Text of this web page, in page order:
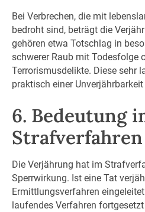
Bei Verbrechen, die mit
bedroht sind, beträgt die
gehören etwa Totschlag in
schwerer Raub mit Todesfolge
Terrorismusdelikte. Diese sehr
praktisch einer Unverjährbarkeit
6. Bedeutung
Strafverfahren
Die Verjährung hat im
Sperrwirkung. Ist eine Tat
Ermittlungsverfahren
laufendes Verfahren